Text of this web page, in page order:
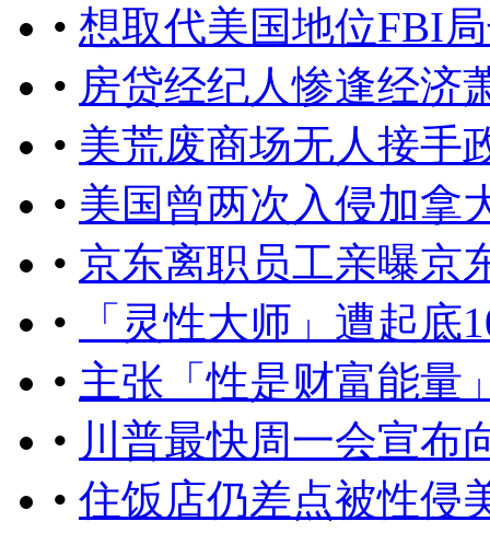
• 想取代美国地位FBI
• 房贷经纪人惨逢经济
• 美荒废商场无人接手
• 美国曾两次入侵加拿
• 京东离职员工亲曝京
•
「灵性大师」遭起
• 主张「性是财富能量
• 川普最快周一会宣布
• 住饭店仍差点被性侵